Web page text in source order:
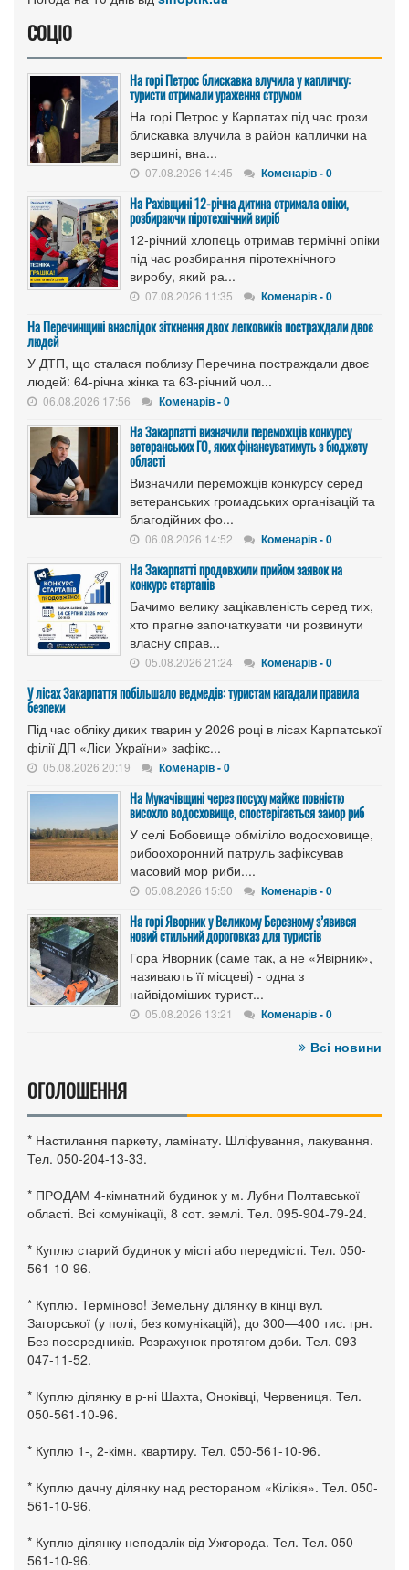
СОЦІО
На горі Петрос блискавка влучила у капличку:
туристи отримали ураження струмом
На горі Петрос у Карпатах під час грози
блискавка влучила в район каплички на
вершині, вна...
07.08.2026 14:45 Коменарів - 0
На Рахівщині 12-річна дитина отримала опіки,
розбираючи піротехнічний виріб
12-річний хлопець отримав термічні опіки
під час розбирання піротехнічного
виробу, який ра...
07.08.2026 11:35 Коменарів - 0
На Перечинщині внаслідок зіткнення двох легковиків постраждали двоє
людей
У ДТП, що сталася поблизу Перечина постраждали двоє
людей: 64-річна жінка та 63-річний чол...
06.08.2026 17:56 Коменарів - 0
На Закарпатті визначили переможців конкурсу
ветеранських ГО, яких фінансуватимуть з бюджету
області
Визначили переможців конкурсу серед
ветеранських громадських організацій та
благодійних фо...
06.08.2026 14:52 Коменарів - 0
На Закарпатті продовжили прийом заявок на
конкурс стартапів
Бачимо велику зацікавленість серед тих,
хто прагне започаткувати чи розвинути
власну справ...
05.08.2026 21:24 Коменарів - 0
У лісах Закарпаття побільшало ведмедів: туристам нагадали правила
безпеки
Під час обліку диких тварин у 2026 році в лісах Карпатської
філії ДП «Ліси України» зафікс...
05.08.2026 20:19 Коменарів - 0
На Мукачівщині через посуху майже повністю
висохло водосховище, спостерігається замор риб
У селі Бобовище обміліло водосховище,
рибоохоронний патруль зафіксував
масовий мор риби....
05.08.2026 15:50 Коменарів - 0
На горі Яворник у Великому Березному з’явився
новий стильний дороговказ для туристів
Гора Яворник (саме так, а не «Явірник»,
називають її місцеві) - одна з
найвідоміших турист...
05.08.2026 13:21 Коменарів - 0
Всі новини
ОГОЛОШЕННЯ
* Настилання паркету, ламінату. Шліфування, лакування.
Тел. 050-204-13-33.
* ПРОДАМ 4-кімнатний будинок у м. Лубни Полтавської
області. Всі комунікації, 8 сот. землі. Тел. 095-904-79-24.
* Куплю старий будинок у місті або передмісті. Тел. 050-
561-10-96.
* Куплю. Терміново! Земельну ділянку в кінці вул.
Загорської (у полі, без комунікацій), до 300—400 тис. грн.
Без посередників. Розрахунок протягом доби. Тел. 093-
047-11-52.
* Куплю ділянку в р-ні Шахта, Оноківці, Червениця. Тел.
050-561-10-96.
* Куплю 1-, 2-кімн. квартиру. Тел. 050-561-10-96.
* Куплю дачну ділянку над рестораном «Кілікія». Тел. 050-
561-10-96.
* Куплю ділянку неподалік від Ужгорода. Тел. Тел. 050-
561-10-96.